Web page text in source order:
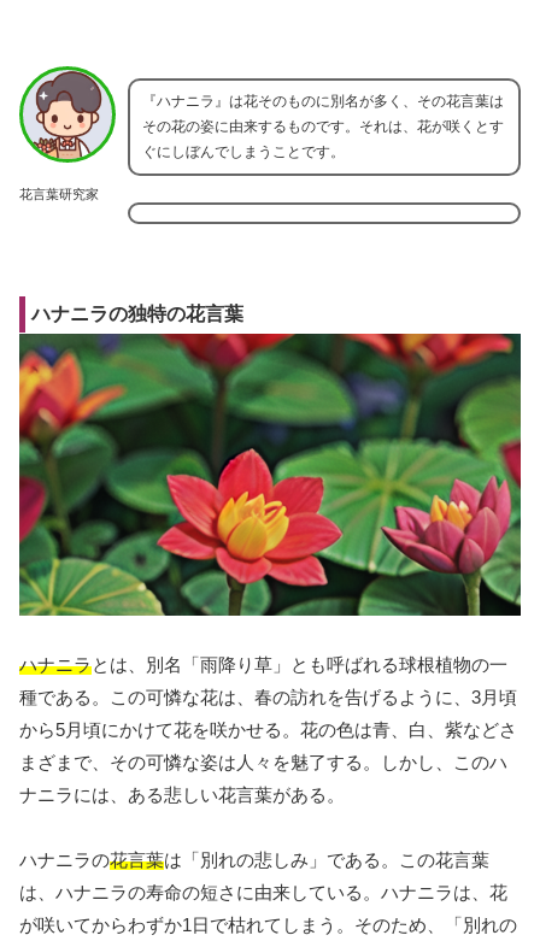
花言葉研究家
『ハナニラ』は花そのものに別名が多く、その花言葉は
その花の姿に由来するものです。それは、花が咲くとす
ぐにしぼんでしまうことです。
ハナニラの独特の花言葉
ハナニラとは、別名「雨降り草」とも呼ばれる球根植物の一
種である。この可憐な花は、春の訪れを告げるように、3月頃
から5月頃にかけて花を咲かせる。花の色は青、白、紫などさ
まざまで、その可憐な姿は人々を魅了する。しかし、このハ
ナニラには、ある悲しい花言葉がある。
ハナニラの花言葉は「別れの悲しみ」である。この花言葉
は、ハナニラの寿命の短さに由来している。ハナニラは、花
が咲いてからわずか1日で枯れてしまう。そのため、「別れの